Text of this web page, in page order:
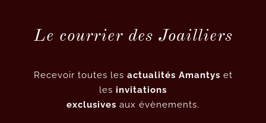
Le courrier des Joailliers
Recevoir toutes les actualités Amantys et
les invitations
exclusives aux évènements.